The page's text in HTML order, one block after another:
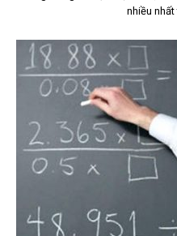
nhiều nhất